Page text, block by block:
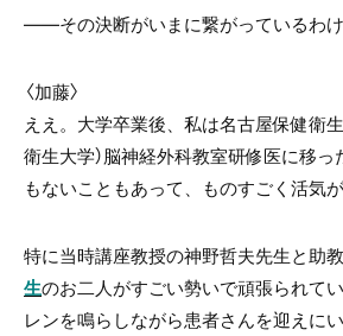
――その決断がいまに繋がっているわけ
〈加藤〉
ええ。大学卒業後、私は名古屋保健衛
衛生大学）脳神経外科教室研修医に移
もないこともあって、ものすごく活気
特に当時講座教授の神野哲夫先生と助
生のお二人がすごい勢いで頑張られて
レンを鳴らしながら患者さんを迎えに